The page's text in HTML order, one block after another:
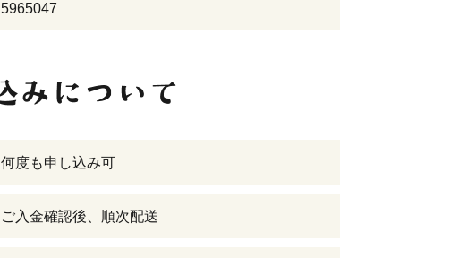
5965047
何度も申し込み可
ご入金確認後、順次配送